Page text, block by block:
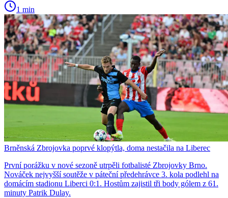
1 min
Brněnská Zbrojovka poprvé klopýtla, doma nestačila na Liberec
První porážku v nové sezoně utrpěli fotbalisté Zbrojovky Brno.
Nováček nejvyšší soutěže v páteční předehrávce 3. kola podlehl na
domácím stadionu Liberci 0:1. Hostům zajistil tři body gólem z 61.
minuty Patrik Dulay.